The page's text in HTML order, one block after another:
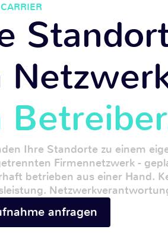
Ihre Standorte zu einem
Firmennetzwerk -
betrieben aus einer Hand.
anfragen